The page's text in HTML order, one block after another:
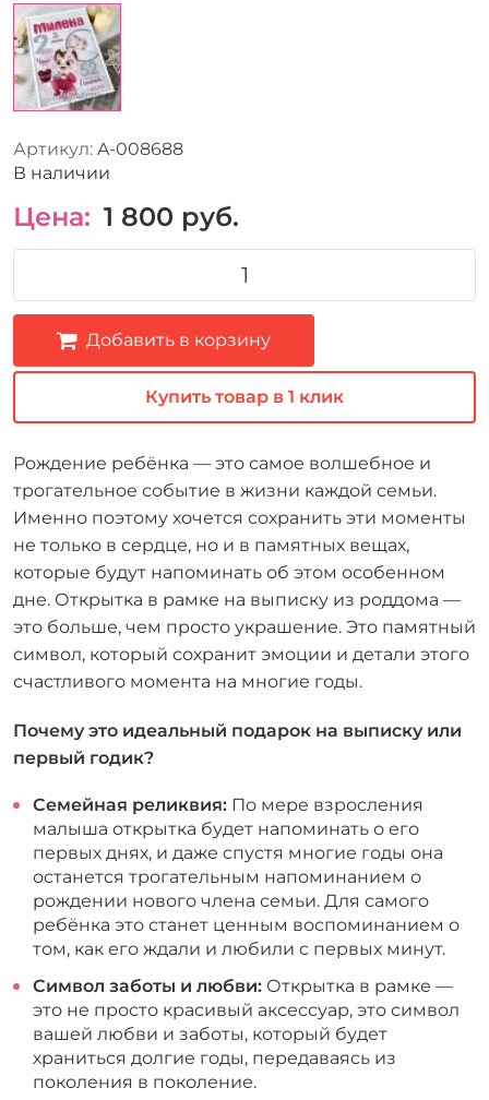
Артикул: A-008688
В наличии
Цена: 1 800 руб.
Добавить в корзину
Купить товар в 1 клик
Рождение ребёнка — это самое волшебное и
трогательное событие в жизни каждой семьи.
Именно поэтому хочется сохранить эти моменты
не только в сердце, но и в памятных вещах,
которые будут напоминать об этом особенном
дне. Открытка в рамке на выписку из роддома —
это больше, чем просто украшение. Это памятный
символ, который сохранит эмоции и детали этого
счастливого момента на многие годы.
Почему это идеальный подарок на выписку или
первый годик?
Семейная реликвия: По мере взросления
малыша открытка будет напоминать о его
первых днях, и даже спустя многие годы она
останется трогательным напоминанием о
рождении нового члена семьи. Для самого
ребёнка это станет ценным воспоминанием о
том, как его ждали и любили с первых минут.
Символ заботы и любви: Открытка в рамке —
это не просто красивый аксессуар, это символ
вашей любви и заботы, который будет
храниться долгие годы, передаваясь из
поколения в поколение.